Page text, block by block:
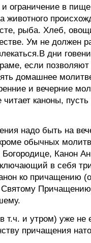
и ограничение в
животного
рыба. Хлеб,
Ум не должен
дни
если
домашнее
и вечерние
читает каноны,
надо быть на
обычных
Канон
в себя
ко причащению
т.ч. и утром) уже не
причащения